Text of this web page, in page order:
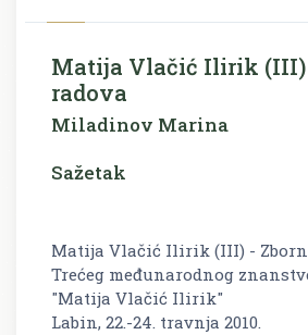
Matija Vlačić Ilirik (III)
radova
Miladinov Marina
Sažetak
Matija Vlačić Ilirik (III) -
Trećeg međunarodnog
"Matija Vlačić Ilirik"
Labin, 22.-24. travnja 2010.